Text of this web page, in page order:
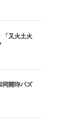
「又火土火
同開珎パズ